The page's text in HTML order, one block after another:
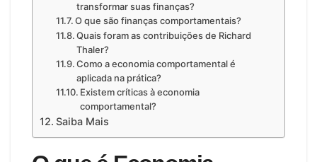
transformar suas finanças?
O que são finanças comportamentais?
Quais foram as contribuições de Richard
Thaler?
Como a economia comportamental é
aplicada na prática?
Existem críticas à economia
comportamental?
Saiba Mais